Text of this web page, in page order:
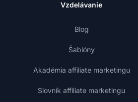
Vzdelávanie
Blog
Šablóny
Akadémia affiliate marketingu
Slovník affiliate marketingu